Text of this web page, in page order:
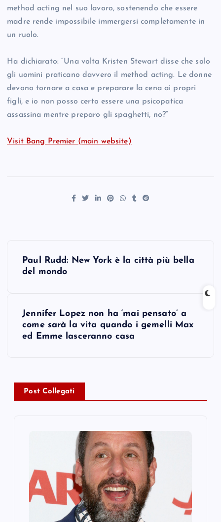
method acting nel suo lavoro, sostenendo che essere
madre rende impossibile immergersi completamente in
un ruolo.
Ha dichiarato: “Una volta Kristen Stewart disse che solo
gli uomini praticano davvero il method acting. Le donne
devono tornare a casa e preparare la cena ai propri
figli, e io non posso certo essere una psicopatica
assassina mentre preparo gli spaghetti, no?”
Visit Bang Premier (main website)
v
Paul Rudd: New York è la città più bella
del mondo
Jennifer Lopez non ha ‘mai pensato’ a
come sarà la vita quando i gemelli Max
ed Emme lasceranno casa
Post Collegati